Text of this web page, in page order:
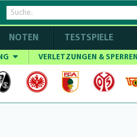
NOTEN TESTSPIELE
VERLETZUNGEN & SPERREN